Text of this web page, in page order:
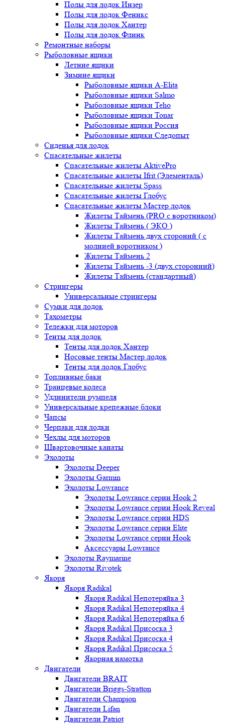
Полы для лодок Инзер
Полы для лодок Феникс
Полы для лодок Хантер
Полы для лодок Флинк
Ремонтные наборы
Рыболовные ящики
Летние ящики
Зимние ящики
Рыболовные ящики A-Elita
Рыболовные ящики Salmo
Рыболовные ящики Teho
Рыболовные ящики Tonar
Рыболовные ящики Россия
Рыболовные ящики Следопыт
Сиденья для лодок
Спасательные жилеты
Спасательные жилеты AktivePro
Спасательные жилеты Ifrit (Элементаль)
Спасательные жилеты Spass
Спасательные жилеты Глобус
Спасательные жилеты Мастер лодок
Жилеты Таймень (PRO c воротником)
Жилеты Таймень ( ЭКО )
Жилеты Таймень двух стороний ( с
молнией воротником )
Жилеты Таймень 2
Жилеты Таймень -3 (двух.сторонний)
Жилеты Таймень (стандартный)
Стрингеры
Универсальные стрингеры
Сумки для лодок
Тахометры
Тележки для моторов
Тенты для лодок
Тенты для лодок Хантер
Носовые тенты Мастер лодок
Тенты для лодок Глобус
Топливные баки
Транцевые колеса
Удлинители румпеля
Универсальные крепежные блоки
Чапсы
Черпаки для лодки
Чехлы для моторов
Швартовочные канаты
Эхолоты
Эхолоты Deeper
Эхолоты Garmin
Эхолоты Lowrance
Эхолоты Lowrance серии Hook 2
Эхолоты Lowrance серии Hook Reveal
Эхолоты Lowrance серии HDS
Эхолоты Lowrance серии Elite
Эхолоты Lowrance серии Hook
Аксессуары Lowrance
Эхолоты Raymarine
Эхолоты Rivotek
Якоря
Якоря Radikal
Якоря Radikal Непотеряйка 3
Якоря Radikal Непотеряйка 4
Якоря Radikal Непотеряйка 6
Якоря Radikal Присоска 3
Якоря Radikal Присоска 4
Якоря Radikal Присоска 5
Якорная намотка
Двигатели
Двигатели BRAIT
Двигатели Briggs-Stratton
Двигатели Champion
Двигатели Lifan
Двигатели Patriot